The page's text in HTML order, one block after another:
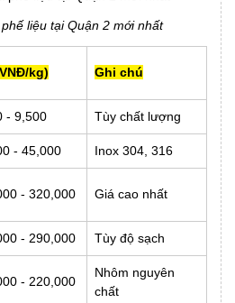
liệu tại Quận 2 mới nhất
kg) Ghi chú
- 9,500 Tùy chất lượng
- 45,000 Inox 304, 316
- 320,000 Giá cao nhất
- 290,000 Tùy độ sạch
- 220,000
Nhôm nguyên
chất